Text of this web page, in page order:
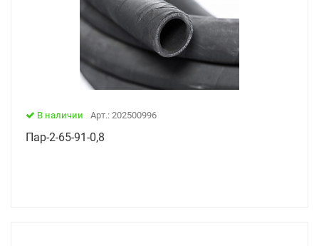
В наличии Арт.: 202500996
Пар-2-65-91-0,8